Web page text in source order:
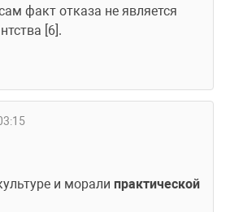
факт отказа не является
[6].
и морали практической